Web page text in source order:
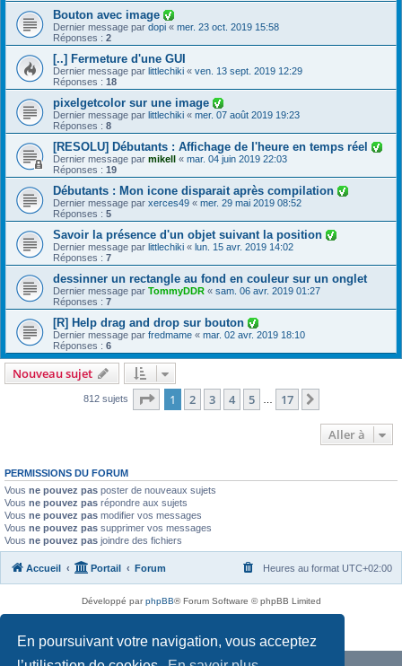
En poursuivant votre navigation, vous acceptez
Bouton avec image
Dernier message par dopi « mer. 23 oct. 2019 15:58
Réponses : 2
[..] Fermeture d'une GUI
Dernier message par littlechiki « ven. 13 sept. 2019 12:29
Réponses : 18
pixelgetcolor sur une image
Dernier message par littlechiki « mer. 07 août 2019 19:23
Réponses : 8
[RESOLU] Débutants : Affichage de l'heure en temps réel
Dernier message par mikell « mar. 04 juin 2019 22:03
Réponses : 19
Débutants : Mon icone disparait après compilation
Dernier message par xerces49 « mer. 29 mai 2019 08:52
Réponses : 5
Savoir la présence d'un objet suivant la position
Dernier message par littlechiki « lun. 15 avr. 2019 14:02
Réponses : 7
dessinner un rectangle au fond en couleur sur un onglet
Dernier message par TommyDDR « sam. 06 avr. 2019 01:27
Réponses : 7
[R] Help drag and drop sur bouton
Dernier message par fredmame « mar. 02 avr. 2019 18:10
Réponses : 6
Nouveau sujet
812 sujets Page 1sur17
1 2 3 4 5 17
Aller à
PERMISSIONS DU FORUM
Vous ne pouvez pas poster de nouveaux sujets
Vous ne pouvez pas répondre aux sujets
Vous ne pouvez pas modifier vos messages
Vous ne pouvez pas supprimer vos messages
Vous ne pouvez pas joindre des fichiers
Accueil Portail Forum Heures au format UTC+02:00
Développé parphpBB® Forum Software © phpBB Limited
Traduit parphpBB-fr.com